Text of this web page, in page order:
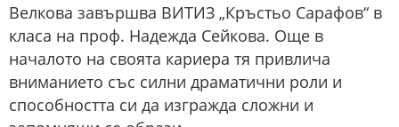
Велкова завършва ВИТИЗ „Кръстьо Сарафов“ в
класа на проф. Надежда Сейкова. Още в
началото на своята кариера тя привлича
вниманието със силни драматични роли и
способността си да изгражда сложни и